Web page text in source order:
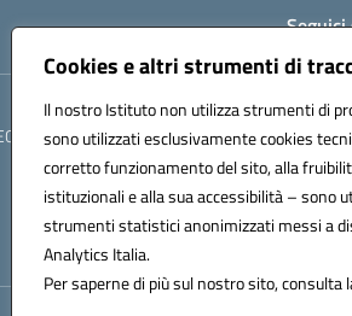
Cookies e altri strumenti di
Il nostro Istituto non utilizza strumenti di
sono utilizzati esclusivamente cookies
corretto funzionamento del sito, alla
istituzionali e alla sua accessibilità – sono
strumenti statistici anonimizzati messi a
Analytics Italia.
Per saperne di più sul nostro sito, consulta
baic882008@pec.istruzione.it